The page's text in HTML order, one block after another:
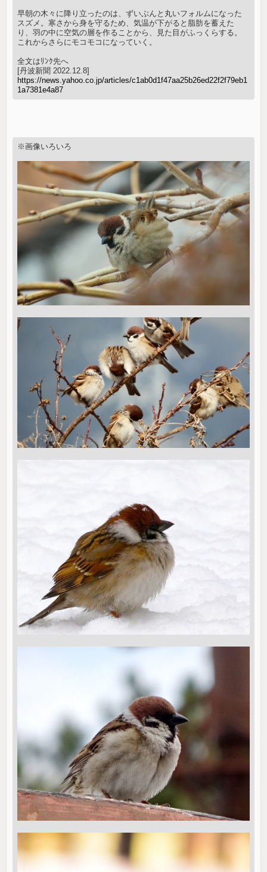
早朝の木々に降り立ったのは、ずいぶんと丸いフォルムになった
スズメ。寒さから身を守るため、気温が下がると脂肪を蓄えた
り、羽の中に空気の層を作ることから、見た目がふっくらする。
これからさらにモコモコになっていく。
全文はﾘﾝｸ先へ
[丹波新聞 2022.12.8]
https://news.yahoo.co.jp/articles/c1ab0d1f47aa25b26ed22f2f79eb1
1a7381e4a87
※画像いろいろ